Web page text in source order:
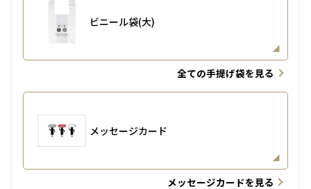
ビニール袋(大)
全ての手提げ袋を見る
メッセージカード
メッセージカードを見る